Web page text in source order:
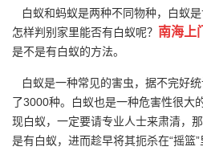
白蚁和蚂蚁是两种不同物种，白蚁
怎样判别家里能否有白蚁呢？ 南海上
是不是有白蚁的方法。
白蚁是一种常见的害虫，据不完好
了3000种。白蚁也是一种危害性很大
现白蚁，一定要请专业人士来肃清，
是有白蚁，进而趁早将其扼杀在“摇篮”